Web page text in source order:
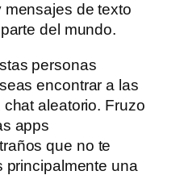
mensajes de texto
del mundo.
personas
encontrar a las
aleatorio. Fruzo
apps
que no te
principalmente una